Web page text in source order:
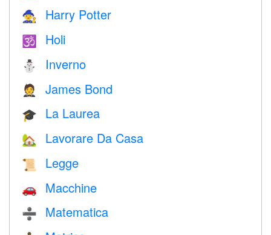
🧙 Harry Potter
🕉 Holi
⛄ Inverno
🤵 James Bond
🎓 La Laurea
🏡 Lavorare Da Casa
📜 Legge
🚗 Macchine
➗ Matematica